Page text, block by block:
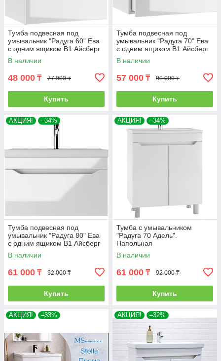
Тумба подвесная под
умывальник "Радуга 60" Ева
с одним ящиком В1 Айсберг
В наличии
48 000 ₸ 77 000 ₸
Купить
Тумба подвесная под
умывальник "Радуга 70" Ева
с одним ящиком В1 Айсберг
В наличии
57 000 ₸ 90 000 ₸
Купить
АКЦИЯ! –34%
Тумба подвесная под
умывальник "Радуга 80" Ева
с одним ящиком В1 Айсберг
В наличии
61 000 ₸ 92 000 ₸
Купить
АКЦИЯ! –34%
Тумба с умывальником
"Радуга 70 Адель".
Напольная
В наличии
61 000 ₸ 92 000 ₸
Купить
АКЦИЯ! –33% АКЦИЯ! –32%